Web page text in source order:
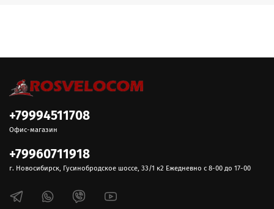
+79994511708
Офис-магазин
+79960711918
г. Новосибирск, Гусинобродское шоссе, 33/1 к2 Ежедневно с 8-00 до 17-00